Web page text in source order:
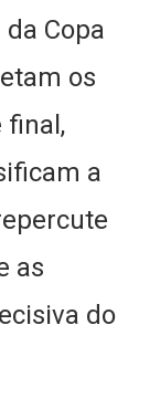
Copa
os
final,
a
as
do